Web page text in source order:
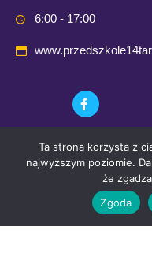
6:00 - 17:00
© 2021
Ta strona korzysta z
najwyższym poziomie.
że
Zgoda